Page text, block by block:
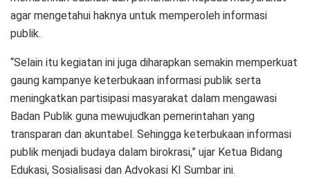
agar mengetahui haknya untuk memperoleh informasi
publik.
“Selain itu kegiatan ini juga diharapkan semakin memperkuat
gaung kampanye keterbukaan informasi publik serta
meningkatkan partisipasi masyarakat dalam mengawasi
Badan Publik guna mewujudkan pemerintahan yang
transparan dan akuntabel. Sehingga keterbukaan informasi
publik menjadi budaya dalam birokrasi,” ujar Ketua Bidang
Edukasi, Sosialisasi dan Advokasi KI Sumbar ini.